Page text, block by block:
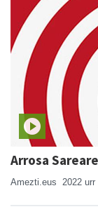
Arrosa
Amezti.eus 2022 urr